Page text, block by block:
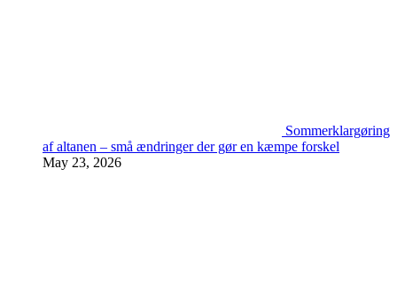
Sommerklargøring
af altanen – små ændringer der gør en kæmpe forskel
May 23, 2026